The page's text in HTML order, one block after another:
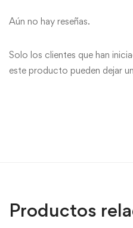
Aún no hay reseñas.
Solo los clientes que han
este producto pueden dejar
Productos